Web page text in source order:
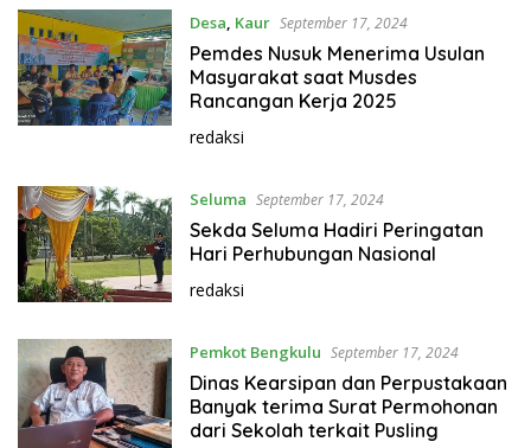
Desa, Kaur September 17, 2024
Pemdes Nusuk Menerima Usulan
Masyarakat saat Musdes
Rancangan Kerja 2025
redaksi
Seluma September 17, 2024
Sekda Seluma Hadiri Peringatan
Hari Perhubungan Nasional
redaksi
Pemkot Bengkulu September 17, 2024
Dinas Kearsipan dan Perpustakaan
Banyak terima Surat Permohonan
dari Sekolah terkait Pusling